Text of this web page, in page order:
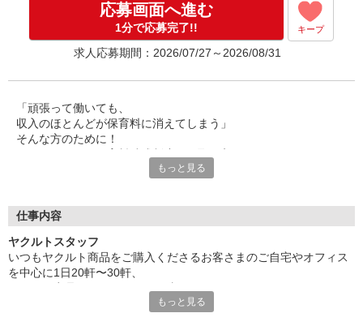
働ける時間や環境に合わせて最大限に考慮します。
初めての方・少しでも不安のある方、お気軽にお問
い合わせください！
※収入補償／月10万円（最大）
応募画面へ進む
1分で応募完了!! キープ
求人応募期間：2026/07/27～2026/08/31
「頑張って働いても、
収入のほとんどが保育料に消えてしまう」
そんな方のために！
一般の保育園に子どもを預けている方をバックアップ◎
◆急なお休みにもスタッフ同士で快くフォロー
など、働くママの多いヤクルトならではの
仕事×育児のお悩みをスッキリ解決に導きます☆
もっと見る
仕事内容
ヤクルトスタッフ
いつもヤクルト商品をご購入くださるお客さまのご自宅やオフィス
を中心に1日20軒〜30軒、
商品を通じてお客さまとふれあう楽しさ、健康的な生活にお役立ち
もっと見る